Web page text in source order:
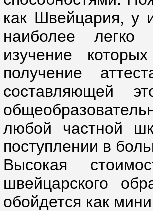
как Швейцария, у
наиболее легко
изучение
получение
составляющей
любой частной
поступлении в
Высокая
швейцарского
обойдется как